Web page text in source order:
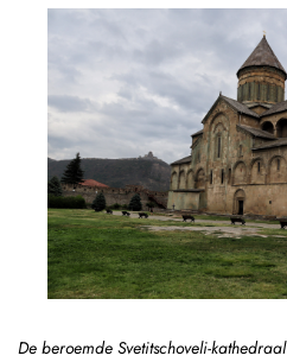
De beroemde Svetitschoveli-kathedraal